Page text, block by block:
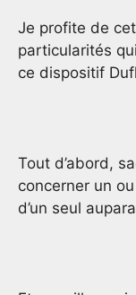
Je profite de
particularités
ce dispositif
Tout d’abord,
concerner un
d’un seul